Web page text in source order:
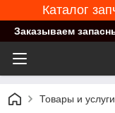
Каталог
Заказываем
Товары и услуги